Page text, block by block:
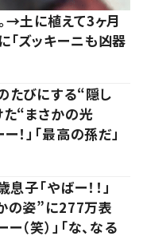
→土に植えて3ヶ月
ズッキーニも凶器
たびにする“隠し
た“まさかの光
」「最高の孫だ」
子「やばー！！」
の姿”に277万表
（笑）」「な、なる